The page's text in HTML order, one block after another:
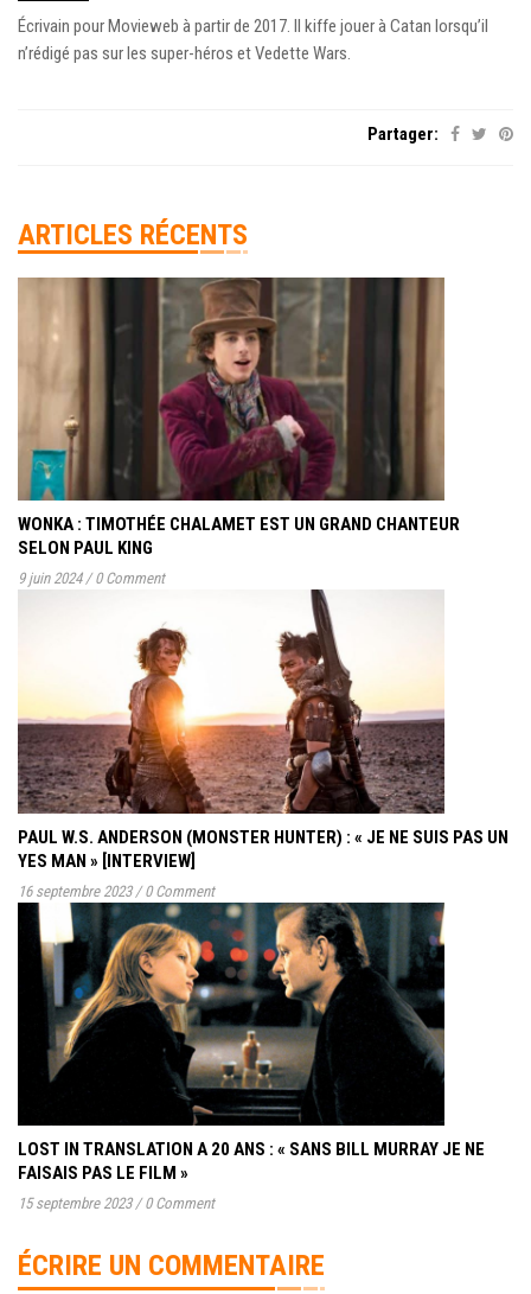
Écrivain pour Movieweb à partir de 2017. Il kiffe jouer à Catan lorsqu’il
n’rédigé pas sur les super-héros et Vedette Wars.
Partager:
ARTICLES RÉCENTS
WONKA : TIMOTHÉE CHALAMET EST UN GRAND CHANTEUR
SELON PAUL KING
9 juin 2024 / 0 Comment
PAUL W.S. ANDERSON (MONSTER HUNTER) : « JE NE SUIS PAS UN
YES MAN » [INTERVIEW]
16 septembre 2023 / 0 Comment
LOST IN TRANSLATION A 20 ANS : « SANS BILL MURRAY JE NE
FAISAIS PAS LE FILM »
15 septembre 2023 / 0 Comment
ÉCRIRE UN COMMENTAIRE